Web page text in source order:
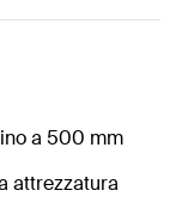
a 500 mm
attrezzatura